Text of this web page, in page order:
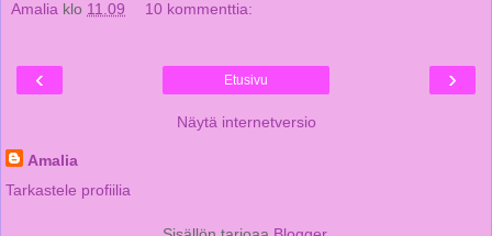
Amalia klo 11.09 10 kommenttia:
‹ ›
Etusivu
Näytä internetversio
Amalia
Tarkastele profiilia